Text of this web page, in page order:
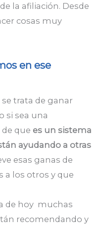
la afiliación. Desde
cosas muy
en ese
trata de ganar
si sea una
de que es un sistema
ayudando a otras
esas ganas de
a los otros y que
de hoy muchas
recomendando y